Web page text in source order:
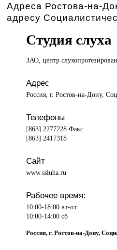
Адреса Ростова-на-
адресу
Студия слуха
ЗАО, центр
Адрес
Россия, г. Ростов-на-Дону,
Телефоны
[863] 2277228 Факс
[863] 2417318
Сайт
www.ssluha.ru
Рабочее время:
10:00-18:00 вт-пт
10:00-14:00 сб
Россия, г. Ростов-на-Дону,